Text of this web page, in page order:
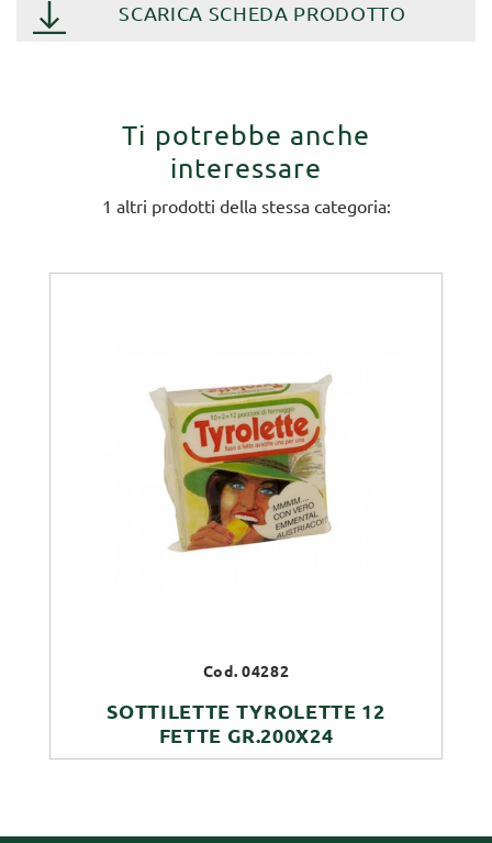
SCARICA SCHEDA PRODOTTO
Ti potrebbe anche
interessare
1 altri prodotti della stessa categoria:
Cod. 04282
SOTTILETTE TYROLETTE 12
FETTE GR.200X24